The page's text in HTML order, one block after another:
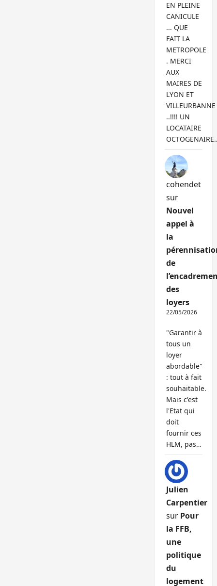
EN PLEINE
CANICULE
... QUE
FAIT LA
METROPOLE
. MERCI
AUX
MAIRES DE
LYON ET
VILLEURBANNE
..!!!! UN
LOCATAIRE
cohendet
sur
Nouvel
appel à
la
de
des
loyers
22/05/2026
"Garantir à
tous un
loyer
abordable"
: tout à fait
souhaitable.
Mais c'est
l'Etat qui
doit
fournir ces
HLM, pas…
Julien
Carpentier
sur Pour
la FFB,
une
politique
du
logement